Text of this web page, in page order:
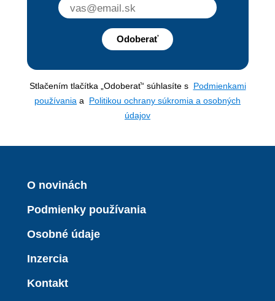
Odoberať
Stlačením tlačítka „Odoberať“ súhlasíte s Podmienkami
používania a Politikou ochrany súkromia a osobných
údajov
O novinách
Podmienky používania
Osobné údaje
Inzercia
Kontakt